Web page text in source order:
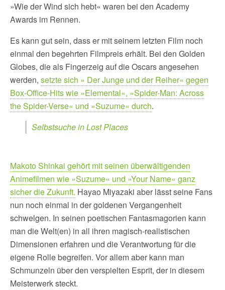
»Wie der Wind sich hebt« waren bei den Academy
Awards im Rennen.
Es kann gut sein, dass er mit seinem letzten Film noch
einmal den begehrten Filmpreis erhält. Bei den Golden
Globes, die als Fingerzeig auf die Oscars angesehen
werden, setzte sich » Der Junge und der Reiher« gegen
Box-Office-Hits wie »Elemental«, »Spider-Man: Across
the Spider-Verse« und »Suzume« durch.
Selbstsuche in Lost Places
Makoto Shinkai gehört mit seinen überwältigenden
Animefilmen wie »Suzume« und »Your Name« ganz
sicher die Zukunft. Hayao Miyazaki aber lässt seine Fans
nun noch einmal in der goldenen Vergangenheit
schwelgen. In seinen poetischen Fantasmagorien kann
man die Welt(en) in all ihren magisch-realistischen
Dimensionen erfahren und die Verantwortung für die
eigene Rolle begreifen. Vor allem aber kann man
Schmunzeln über den verspielten Esprit, der in diesem
Meisterwerk steckt.